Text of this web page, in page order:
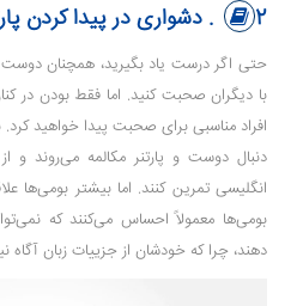
2. دشواری در پیدا کردن پارتنر زبان
حتی اگر درست یاد بگیرید، همچنان دوست
با دیگران صحبت کنید. اما فقط بودن در
افراد مناسبی برای صحبت پیدا خواهید کرد.
دنبال دوست و پارتنر مکالمه می‌روند و
انگلیسی تمرین کنند. اما بیشتر بومی‌ها
بومی‌ها معمولاً احساس می‌کنند که
دهند، چرا که خودشان از جزییات زبان آگاه